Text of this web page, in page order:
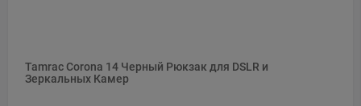
Tamrac Corona 14 Черный Рюкзак для DSLR и
Зеркальных Камер